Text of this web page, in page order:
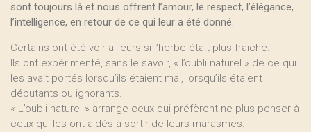
sont toujours là et nous offrent l’amour, le respect, l’élégance,
l’intelligence, en retour de ce qui leur a été donné.
Certains ont été voir ailleurs si l’herbe était plus fraiche.
Ils ont expérimenté, sans le savoir, « l’oubli naturel » de ce qui
les avait portés lorsqu’ils étaient mal, lorsqu’ils étaient
débutants ou ignorants.
« L’oubli naturel » arrange ceux qui préfèrent ne plus penser à
ceux qui les ont aidés à sortir de leurs marasmes.